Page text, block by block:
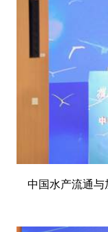
中国水产流通